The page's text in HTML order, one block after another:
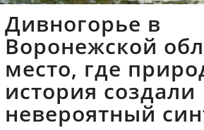
Дивногорье в
Воронежской
место, где
история создали
невероятный